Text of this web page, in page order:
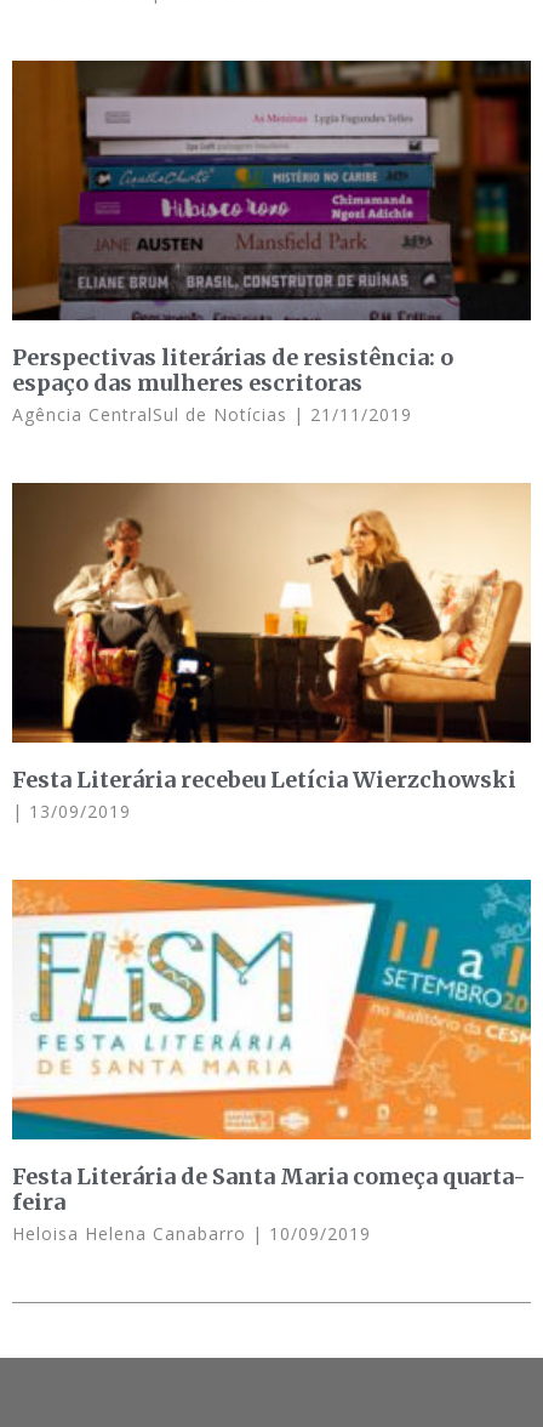
Perspectivas literárias de resistência: o
espaço das mulheres escritoras
Agência CentralSul de Notícias 21/11/2019
Festa Literária recebeu Letícia Wierzchowski
13/09/2019
Festa Literária de Santa Maria começa quarta-
feira
Heloisa Helena Canabarro 10/09/2019